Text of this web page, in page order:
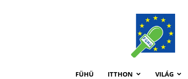
FüHü
FÜHÜ ITTHON VILÁG